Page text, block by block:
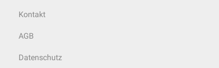
Kontakt
AGB
Datenschutz